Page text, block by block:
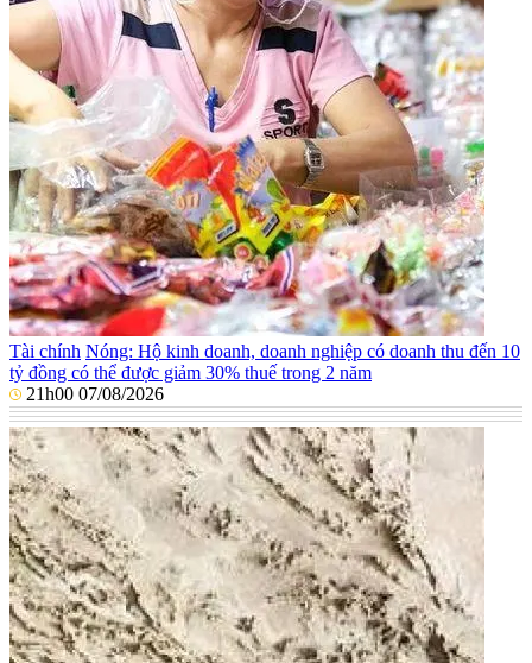
Tài chính Nóng: Hộ kinh doanh, doanh nghiệp có doanh thu đến 10
tỷ đồng có thể được giảm 30% thuế trong 2 năm
21h00 07/08/2026